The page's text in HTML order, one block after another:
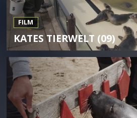
FILM
KATES TIERWELT (09)